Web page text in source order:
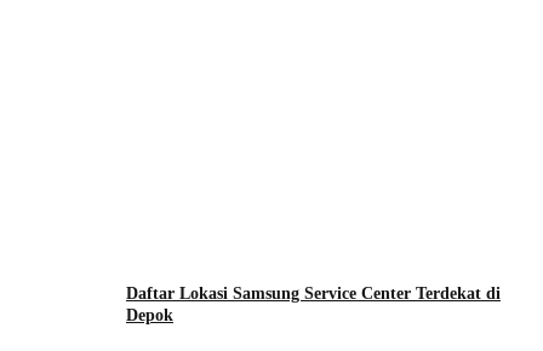
Daftar Lokasi Samsung Service Center Terdekat di
Depok